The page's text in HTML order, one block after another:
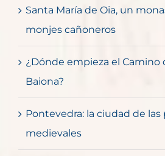
Santa María de Oia, un
monjes cañoneros
¿Dónde empieza el Camino
Baiona?
Pontevedra: la ciudad de las
medievales